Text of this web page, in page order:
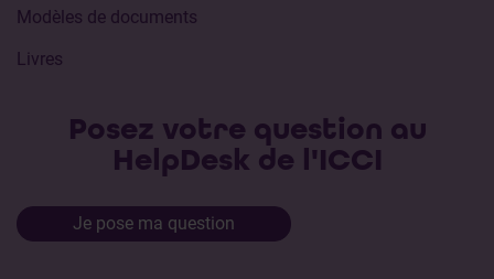
Modèles de documents
Livres
Posez votre question au
HelpDesk de l'ICCI
Je pose ma question